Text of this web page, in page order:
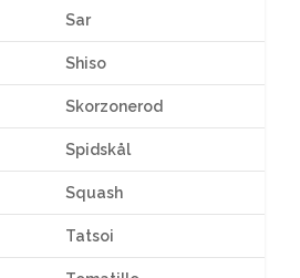
Sar
Shiso
Skorzonerod
Spidskål
Squash
Tatsoi